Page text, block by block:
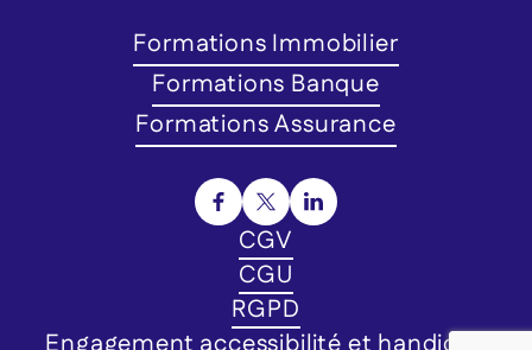
Formations Immobilier
Formations Banque
Formations Assurance
CGV
CGU
RGPD